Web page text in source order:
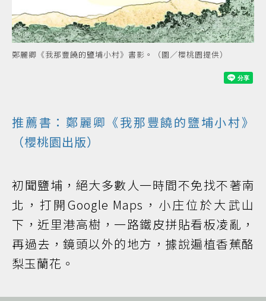
鄭麗卿《我那豐饒的鹽埔小村》書影。（圖／櫻桃園提供）
推薦書：鄭麗卿《我那豐饒的鹽埔小村》
（櫻桃園出版）
初聞鹽埔，絕大多數人一時間不免找不著南
北，打開Google Maps，小庄位於大武山
下，近里港高樹，一路鐵皮拼貼看板凌亂，
再過去，鏡頭以外的地方，據說遍植香蕉酪
梨玉蘭花。